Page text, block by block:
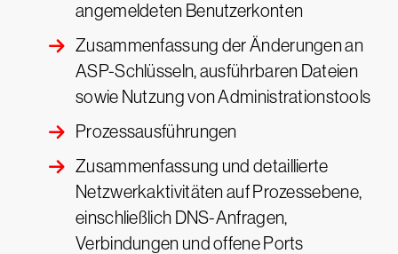
angemeldeten Benutzerkonten
Zusammenfassung der Änderungen an
ASP-Schlüsseln, ausführbaren Dateien
sowie Nutzung von Administrationstools
Prozessausführungen
Zusammenfassung und detaillierte
Netzwerkaktivitäten auf Prozessebene,
einschließlich DNS-Anfragen,
Verbindungen und offene Ports